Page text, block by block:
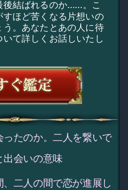
後結ばれるのか……。こ
ほど苦くなる片想いの
。あなたとあの人に待
て詳しくお話しいたし
たのか。二人を繋いで
会いの意味
二人の間で恋が進展し